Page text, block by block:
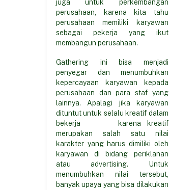
juga untuk perkembangan
perusahaan, karena kita tahu
perusahaan memiliki karyawan
sebagai pekerja yang ikut
membangun perusahaan.
Gathering ini bisa menjadi
penyegar dan menumbuhkan
kepercayaan karyawan kepada
perusahaan dan para staf yang
lainnya. Apalagi jika karyawan
dituntut untuk selalu kreatif dalam
bekerja karena kreatif
merupakan salah satu nilai
karakter yang harus dimiliki oleh
karyawan di bidang periklanan
atau advertising. Untuk
menumbuhkan nilai tersebut,
banyak upaya yang bisa dilakukan